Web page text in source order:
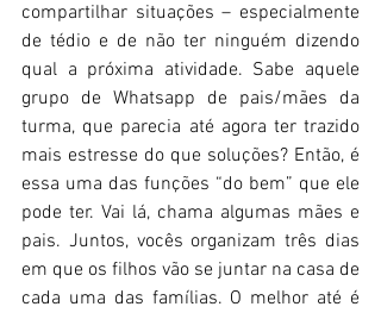
compartilhar situações – especialmente
de tédio e de não ter ninguém dizendo
qual a próxima atividade. Sabe aquele
grupo de Whatsapp de pais/mães da
turma, que parecia até agora ter trazido
mais estresse do que soluções? Então, é
essa uma das funções “do bem” que ele
pode ter. Vai lá, chama algumas mães e
pais. Juntos, vocês organizam três dias
em que os filhos vão se juntar na casa de
cada uma das famílias. O melhor até é